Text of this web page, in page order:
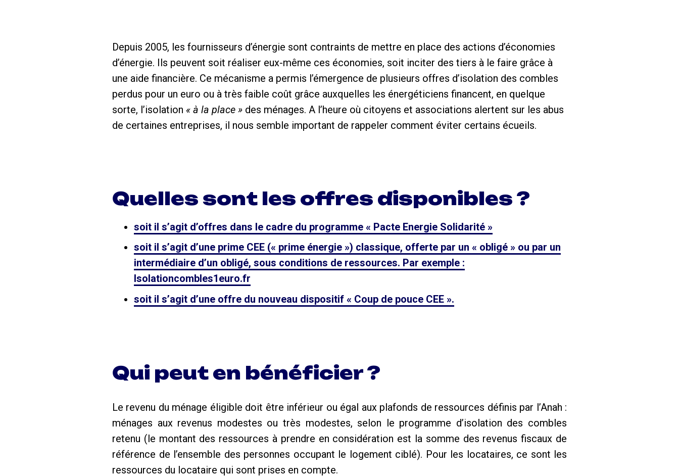
Depuis 2005, les fournisseurs d’énergie sont contraints de mettre en place des actions d’économies
d’énergie. Ils peuvent soit réaliser eux-même ces économies, soit inciter des tiers à le faire grâce à
une aide financière. Ce mécanisme a permis l’émergence de plusieurs offres d’isolation des combles
perdus pour un euro ou à très faible coût grâce auxquelles les énergéticiens financent, en quelque
sorte, l’isolation « à la place » des ménages. A l’heure où citoyens et associations alertent sur les abus
de certaines entreprises, il nous semble important de rappeler comment éviter certains écueils.
Quelles sont les offres disponibles ?
soit il s’agit d’offres dans le cadre du programme « Pacte Energie Solidarité »
soit il s’agit d’une prime CEE (« prime énergie ») classique, offerte par un « obligé » ou par un
intermédiaire d’un obligé, sous conditions de ressources. Par exemple :
Isolationcombles1euro.fr
soit il s’agit d’une offre du nouveau dispositif « Coup de pouce CEE ».
Qui peut en bénéficier ?
Le revenu du ménage éligible doit être inférieur ou égal aux plafonds de ressources définis par l’Anah :
ménages aux revenus modestes ou très modestes, selon le programme d’isolation des combles
retenu (le montant des ressources à prendre en considération est la somme des revenus fiscaux de
référence de l’ensemble des personnes occupant le logement ciblé). Pour les locataires, ce sont les
ressources du locataire qui sont prises en compte.